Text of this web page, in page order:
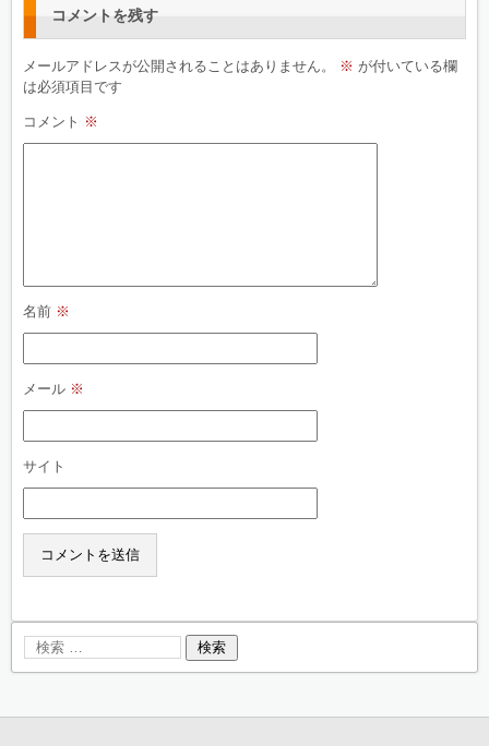
コメントを残す
メールアドレスが公開されることはありません。 ※ が付いている欄
は必須項目です
コメント ※
名前 ※
メール ※
サイト